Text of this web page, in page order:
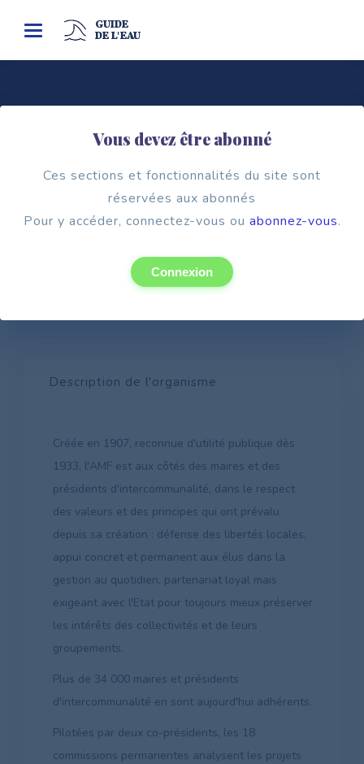
Vous devez être abonné
Ces sections et fonctionnalités du site sont
réservées aux abonnés
Pour y accéder, connectez-vous ou abonnez-vous.
Connexion
Toggle
GUIDE
DE L'EAU
Association
ASSOCIATION DES MAIRES DE
FRANCE
AMF
Description de l'organisme
Créée en 1907, reconnue d'utilité publique dès
1933, l'AMF est aux côtés des maires et des
présidents d'intercommunalité, dans le respect
des valeurs et des principes qui ont prévalu
depuis sa création : défense des libertés locales,
appui concret et permanent aux élus dans la
gestion au quotidien, partenariat loyal mais
exigeant avec l'Etat pour toujours mieux préserver
les intérêts des collectivités et de leurs
groupements.
Plus de 34 000 maires et présidents
d'intercommunalité en sont aujourd'hui adhérents.
Pilotées par deux co-présidents, les 18
commissions permanentes analysent les projets